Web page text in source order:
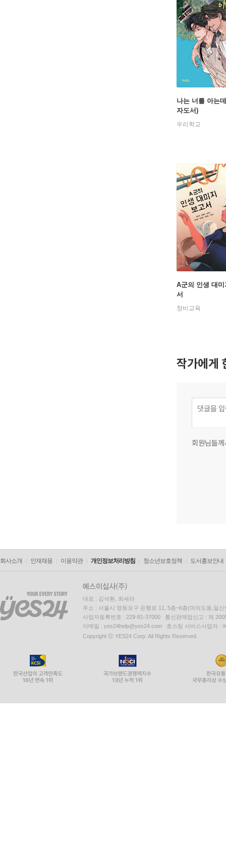
나는 너를 아는
자도서)
우리학교
A군의 인생 대미
서
창비교육
작가에게
회원님들
회사소개 인재채용 이용약관 개인정보처리방침 청소년보호정책 도서홍보안내
대표 : 김석환, 최세라
주소 : 서울시 영등포구 은행로 11, 5층~6층(여의도동,일신
사업자등록번호 : 229-81-37000 통신판매업신고 : 제
이메일 : yes24help@yes24.com 호스팅 서비스사업자 :
Copyright ⓒ YES24 Corp. All Rights Reserved.